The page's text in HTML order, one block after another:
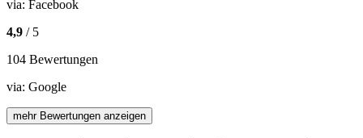
via: Facebook
4,9 / 5
104 Bewertungen
via: Google
mehr Bewertungen anzeigen